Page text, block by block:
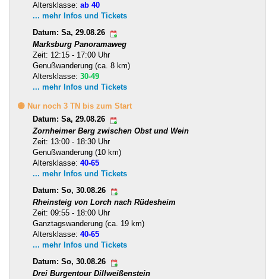
Altersklasse: ab 40
... mehr Infos und Tickets
Datum: Sa, 29.08.26
Marksburg Panoramaweg
Zeit: 12:15 - 17:00 Uhr
Genußwanderung (ca. 8 km)
Altersklasse: 30-49
... mehr Infos und Tickets
🟡 Nur noch 3 TN bis zum Start
Datum: Sa, 29.08.26
Zornheimer Berg zwischen Obst und Wein
Zeit: 13:00 - 18:30 Uhr
Genußwanderung (10 km)
Altersklasse: 40-65
... mehr Infos und Tickets
Datum: So, 30.08.26
Rheinsteig von Lorch nach Rüdesheim
Zeit: 09:55 - 18:00 Uhr
Ganztagswanderung (ca. 19 km)
Altersklasse: 40-65
... mehr Infos und Tickets
Datum: So, 30.08.26
Drei Burgentour Dillweißenstein